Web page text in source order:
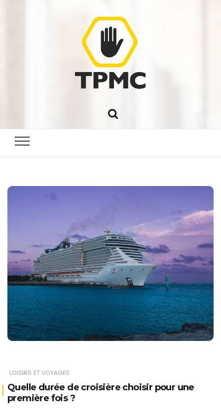
LOISIRS ET VOYAGES
Quelle durée de croisière choisir pour une
première fois ?